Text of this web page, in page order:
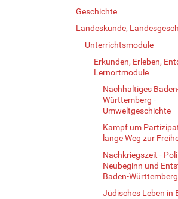
Geschichte
Landeskunde,
Unterrichtsmodule
Erkunden, Erleben,
Lernortmodule
Nachhaltiges
Württemberg -
Umweltgeschichte
Kampf um
lange Weg zur
Nachkriegszeit -
Neubeginn und
Baden-
Jüdisches Leben in